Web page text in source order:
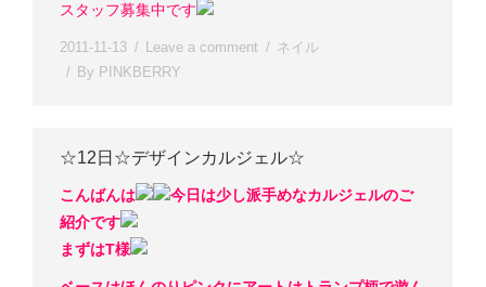
スタッフ募集中です
2011-11-13 Leave a comment
ネイル
By PINKBERRY
☆12日☆デザインカルジェル☆
こんばんは
今日は少し派手めなカルジェルのご
紹介です
まずはT様